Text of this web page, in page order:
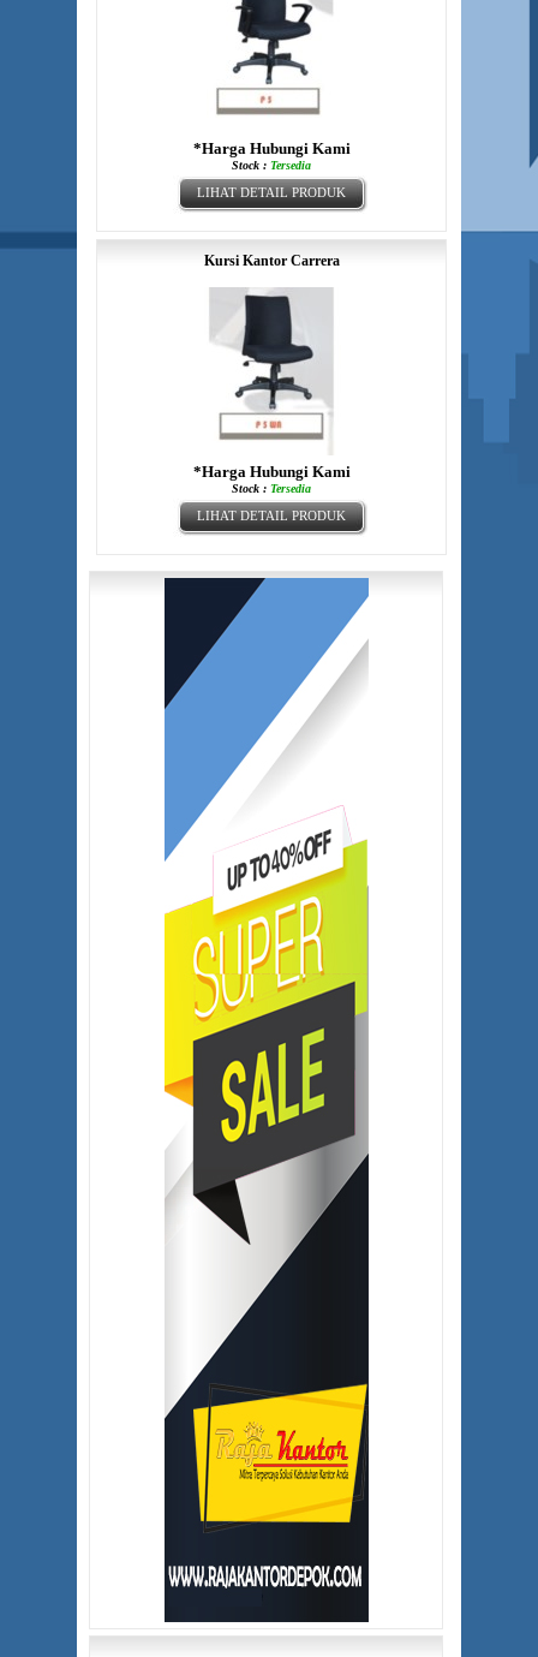
*Harga Hubungi Kami
Stock : Tersedia
LIHAT DETAIL PRODUK
Kursi Kantor Carrera
*Harga Hubungi Kami
Stock : Tersedia
LIHAT DETAIL PRODUK